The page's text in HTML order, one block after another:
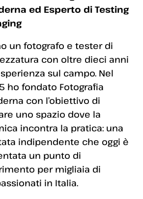
ed Esperto di Testing
un fotografo e tester di
con oltre dieci anni
sul campo. Nel
ho fondato Fotografia
con l’obiettivo di
uno spazio dove la
incontra la pratica: una
indipendente che oggi è
un punto di
per migliaia di
in Italia.